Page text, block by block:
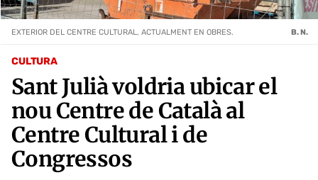
CULTURA
Sant Julià voldria ubicar el
nou Centre de Català al
Centre Cultural i de
Congressos
EXTERIOR DEL CENTRE CULTURAL, ACTUALMENT EN OBRES. B. N.